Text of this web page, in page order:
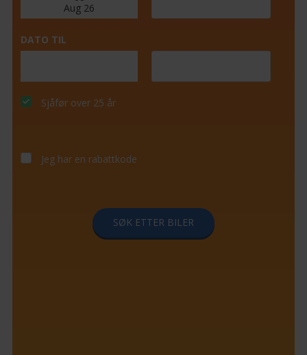
DATO TIL
Sjåfør over 25 år
Jeg har en rabattkode
SØK ETTER BILER